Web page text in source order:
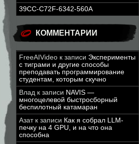
39CC-C72F-6342-560A
КОММЕНТАРИИ
FreeAIVideo к записи Эксперименты
с тиграми и другие способы
преподавать программирование
студентам, которым скучно
Влад к записи NAVIS —
многоцелевой быстросборный
беспилотный катамаран
Азатк записи Как я собрал LLM-
печку на 4 GPU, и на что она
способна